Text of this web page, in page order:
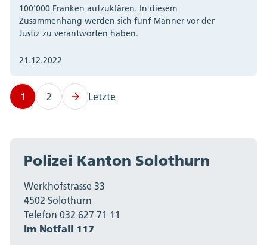
100'000 Franken aufzuklären. In diesem
Zusammenhang werden sich fünf Männer vor der
Justiz zu verantworten haben.
21.12.2022
1 2 Letzte
Polizei Kanton Solothurn
Werkhofstrasse 33
4502 Solothurn
Telefon 032 627 71 11
Im Notfall 117